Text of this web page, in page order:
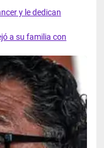
y le dedican
a su familia con